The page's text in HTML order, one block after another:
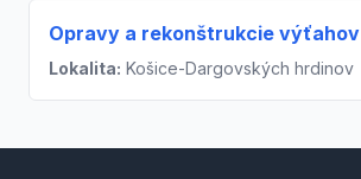
Opravy a rekonštrukcie výťahov
Lokalita: Košice-Dargovských hrdinov